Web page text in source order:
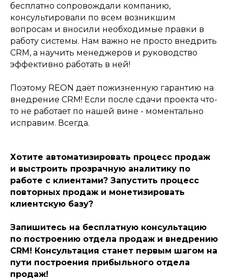
бесплатно сопровождали компанию,
консультировали по всем возникшим
вопросам и вносили необходимые правки в
работу системы. Нам важно не просто внедрить
CRM, а научить менеджеров и руководство
эффективно работать в ней!
Поэтому REON даёт пожизненную гарантию на
внедрение CRM! Если после сдачи проекта что-
то не работает по нашей вине - моментально
исправим. Всегда.
Хотите автоматизировать процесс продаж
и выстроить прозрачную аналитику по
работе с клиентами? Запустить процесс
повторных продаж и монетизировать
клиентскую базу?
Запишитесь на бесплатную консультацию
по построению отдела продаж и внедрению
CRM! Консультация станет первым шагом на
пути построения прибыльного отдела
продаж!